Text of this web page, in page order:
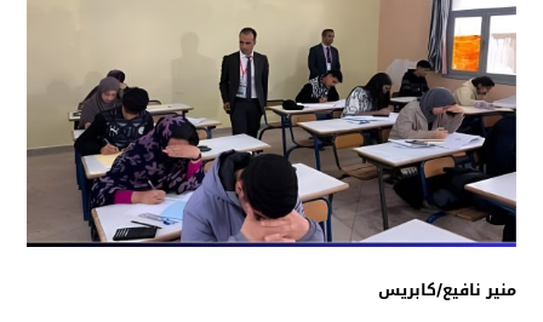
منير نافيع/كابريس